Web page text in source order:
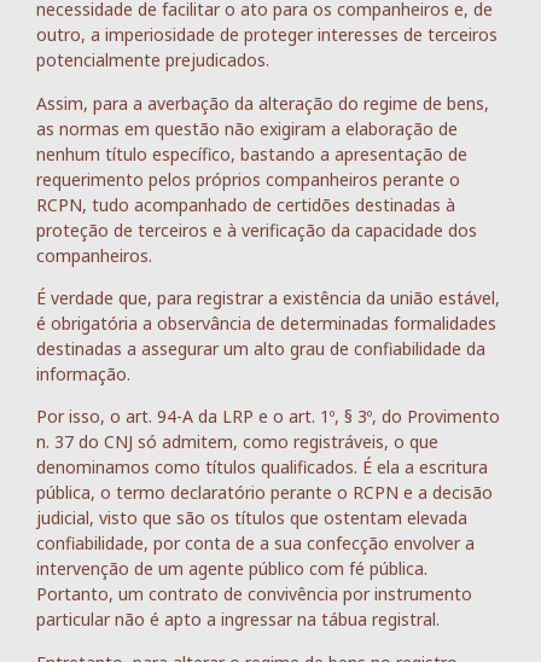
necessidade de facilitar o ato para os companheiros e, de
outro, a imperiosidade de proteger interesses de terceiros
potencialmente prejudicados.
Assim, para a averbação da alteração do regime de bens,
as normas em questão não exigiram a elaboração de
nenhum título específico, bastando a apresentação de
requerimento pelos próprios companheiros perante o
RCPN, tudo acompanhado de certidões destinadas à
proteção de terceiros e à verificação da capacidade dos
companheiros.
É verdade que, para registrar a existência da união estável,
é obrigatória a observância de determinadas formalidades
destinadas a assegurar um alto grau de confiabilidade da
informação.
Por isso, o art. 94-A da LRP e o art. 1º, § 3º, do Provimento
n. 37 do CNJ só admitem, como registráveis, o que
denominamos como títulos qualificados. É ela a escritura
pública, o termo declaratório perante o RCPN e a decisão
judicial, visto que são os títulos que ostentam elevada
confiabilidade, por conta de a sua confecção envolver a
intervenção de um agente público com fé pública.
Portanto, um contrato de convivência por instrumento
particular não é apto a ingressar na tábua registral.